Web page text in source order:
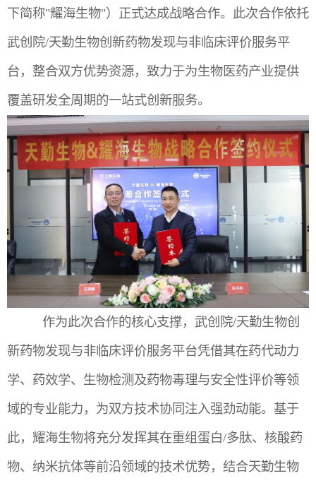
下简称"耀海生物"）正式达成战略合作。此次合作依托
武创院/天勤生物创新药物发现与非临床评价服务平
台，整合双方优势资源，致力于为生物医药产业提供
覆盖研发全周期的一站式创新服务。
作为此次合作的核心支撑，武创院/天勤生物创
新药物发现与非临床评价服务平台凭借其在药代动力
学、药效学、生物检测及药物毒理与安全性评价等领
域的专业能力，为双方技术协同注入强劲动能。基于
此，耀海生物将充分发挥其在重组蛋白/多肽、核酸药
物、纳米抗体等前沿领域的技术优势，结合天勤生物